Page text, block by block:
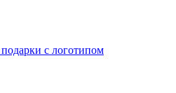
с логотипом